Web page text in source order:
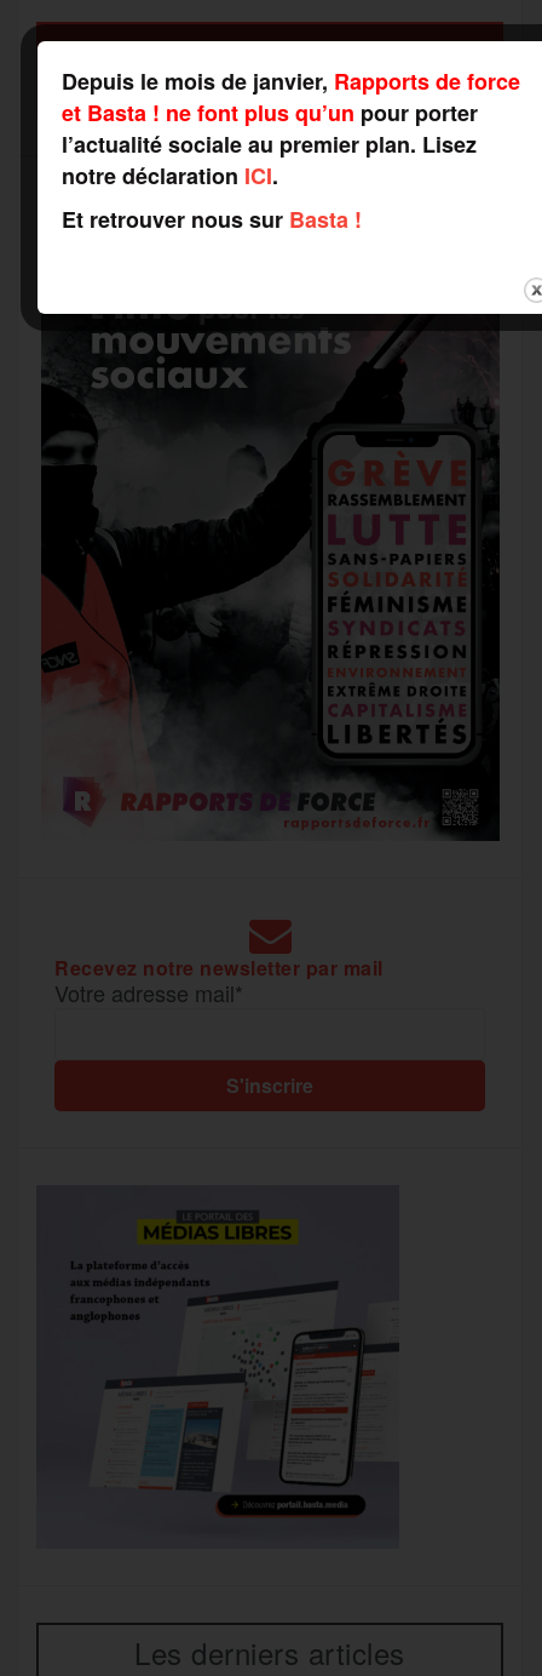
k m
a
g
e
r
FAITES UN DON
Recevez notre newsletter par mail
Votre adresse mail*
Les derniers articles
Depuis le mois de janvier, Rapports de force
et Basta ! ne font plus qu’un pour porter
l’actualité sociale au premier plan. Lisez
notre déclaration ICI.
Et retrouver nous sur Basta !